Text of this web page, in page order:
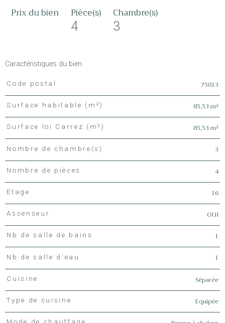
Prix du bien
Pièce(s)
4
Chambre(s)
3
Caractéristiques du bien
Caractéristiques Valeurs
Code postal 75013
Surface habitable (m²) 85,53 m²
Surface loi Carrez (m²) 85,53 m²
Nombre de chambre(s) 3
Nombre de pièces 4
Etage 16
Ascenseur OUI
Nb de salle de bains 1
Nb de salle d'eau 1
Cuisine Séparée
Type de cuisine Equipée